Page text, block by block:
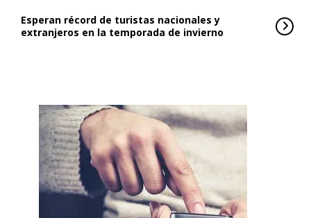
Esperan récord de turistas nacionales y
extranjeros en la temporada de invierno